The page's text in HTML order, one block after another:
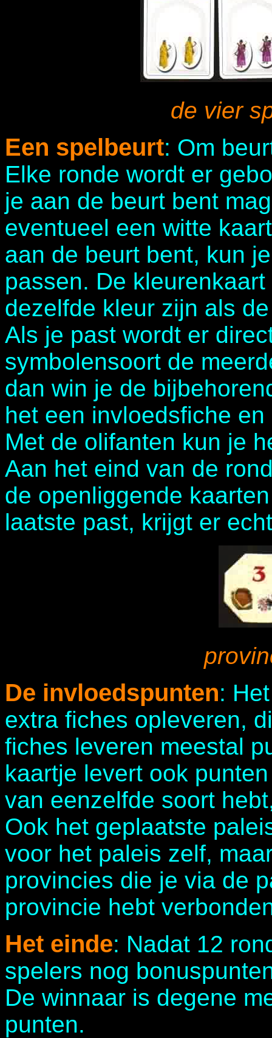
de vier
Een spelbeurt: Om
Elke ronde wordt er
je aan de beurt bent
eventueel een witte
aan de beurt bent, kun
passen. De
dezelfde kleur zijn als
Als je past wordt er
symbolensoort de
dan win je de
het een invloedsfiche
Met de olifanten kun je
Aan het eind van de
de openliggende
laatste past, krijgt er
De invloedspunten:
extra fiches opleveren,
fiches leveren meestal
kaartje levert ook
van eenzelfde soort
Ook het geplaatste
voor het paleis zelf,
provincies die je via de
provincie hebt
Het einde: Nadat 12
spelers nog
De winnaar is degene
punten.